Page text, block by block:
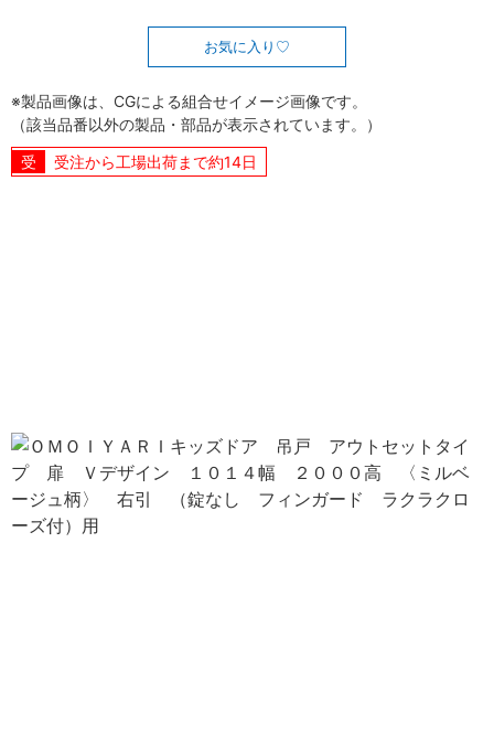
お気に入り
※製品画像は、CGによる組合せイメージ画像です。
（該当品番以外の製品・部品が表示されています。）
受注から工場出荷まで約14日